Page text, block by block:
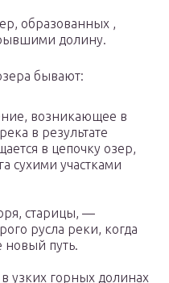
образованных ,
долину.
бывают:
возникающее в
в результате
в цепочку озер,
сухими участками
старицы, —
русла реки, когда
новый путь.
узких горных долинах